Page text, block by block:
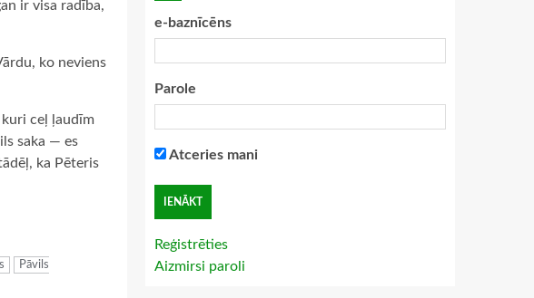
ir visa radība,
ko neviens
ceļ ļaudīm
saka — es
ka Pēteris
Pāvils
e-baznīcēns
Parole
Atceries mani
Reģistrēties
Aizmirsi paroli